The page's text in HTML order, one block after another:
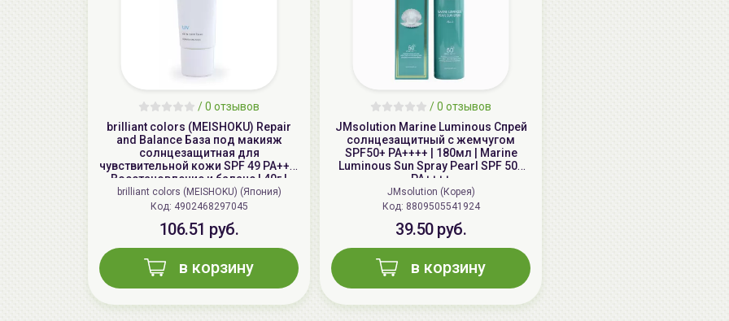
/0 отзывов
brilliant colors (MEISHOKU) Repair
and Balance База под макияж
солнцезащитная для
чувствительной кожи SPF 49 PA+++,
Восстановление и баланс | 40г |
Repair and Balance Skin Care UV
Base SPF 49 PA+++
brilliant colors (MEISHOKU) (Япония)
Код: 4902468297045
106.51 руб.
в корзину
/0 отзывов
JMsolution Marine Luminous Спрей
солнцезащитный с жемчугом
SPF50+ PA++++ | 180мл | Marine
Luminous Sun Spray Pearl SPF 50+
PA++++
JMsolution (Корея)
Код: 8809505541924
39.50 руб.
в корзину